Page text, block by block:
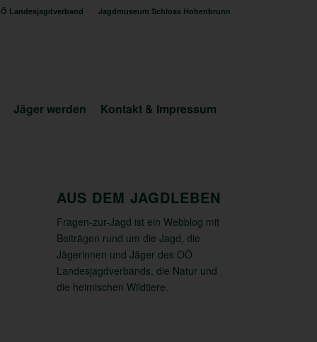
Landesjagdverband Jagdmuseum Schloss Hohenbrunn
Jäger werden Kontakt & Impressum
AUS DEM JAGDLEBEN
Fragen-zur-Jagd ist ein Webblog mit
Beiträgen rund um die Jagd, die
Jägerinnen und Jäger des OÖ
Landesjagdverbands, die Natur und
die heimischen Wildtiere.